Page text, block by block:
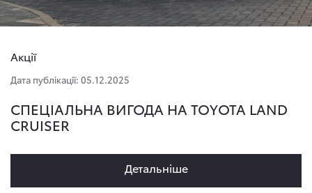
Акції
Дата публікації: 05.12.2025
СПЕЦІАЛЬНА ВИГОДА НА TOYOTA LAND
CRUISER
Детальнiше